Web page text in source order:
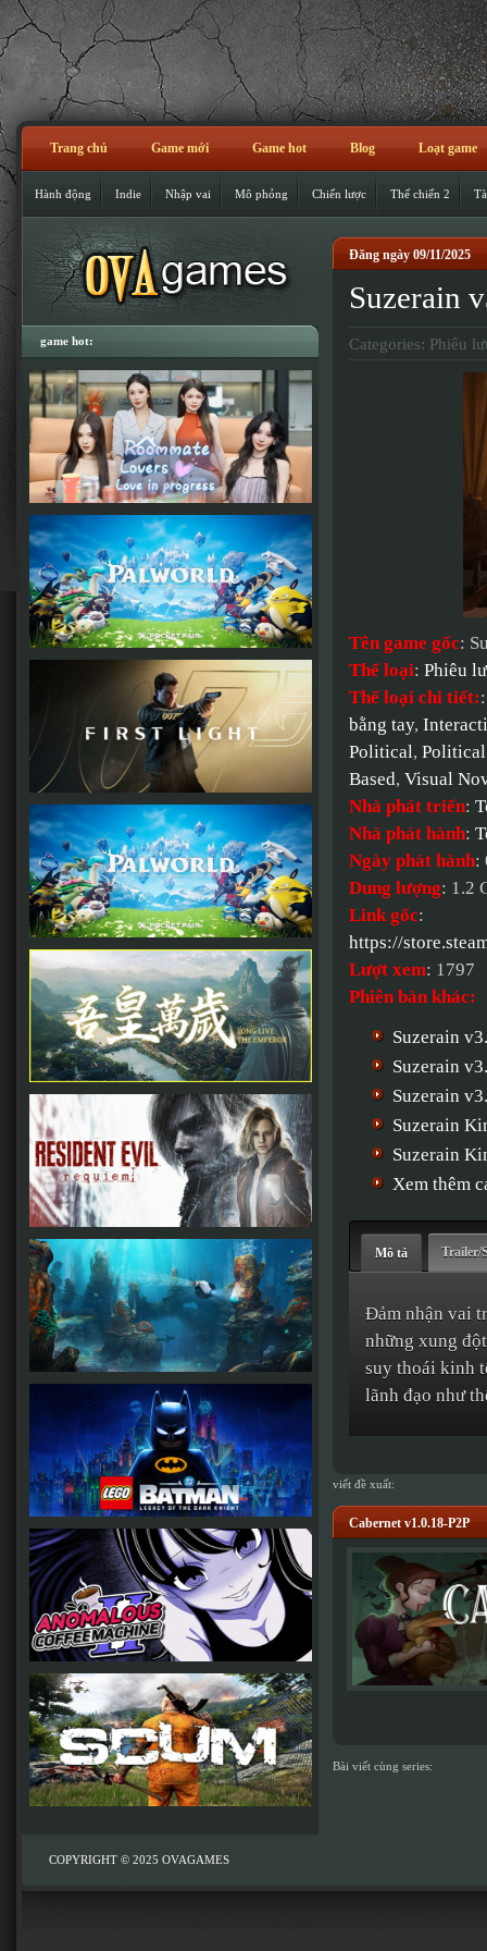
Trang chủ Game mới Game hot Blog Loạt game
Hành động Indie Nhập vai Mô phỏng Chiến lược Thế chiến 2
Đăng ngày 09/11/2025
Suzerain
Categories: Phiêu
Tên game gốc:
Thể loại: Phiêu
Thể loại chi tiết:
bằng tay,
Political,
Based, Visual
Nhà phát triển:
Nhà phát hành:
Ngày phát hành:
Dung lượng: 1.2
Link gốc:
https://
Lượt xem: 1797
Phiên bản khác:
Suzerain
Suzerain
Suzerain
Suzerain
Suzerain
Xem thêm
Mô tả Trailer/
Đảm nhận vai
những xung
suy thoái kinh
lãnh đạo như
viết đề xuất:
Cabernet v1.0.18-P2P
Bài viết cùng series:
game hot:
COPYRIGHT © 2025 OVAGAMES